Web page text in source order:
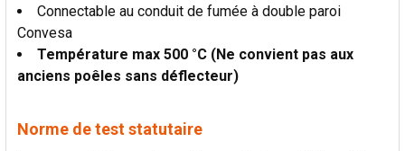
Connectable au conduit de fumée à double paroi
Convesa
Température max 500 °C (Ne convient pas aux
anciens poêles sans déflecteur)
Norme de test statutaire